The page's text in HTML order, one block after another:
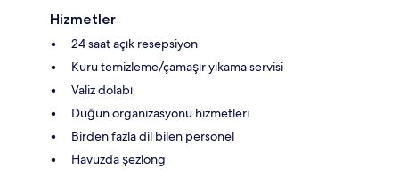
Hizmetler
24 saat açık resepsiyon
Kuru temizleme/çamaşır yıkama servisi
Valiz dolabı
Düğün organizasyonu hizmetleri
Birden fazla dil bilen personel
Havuzda şezlong